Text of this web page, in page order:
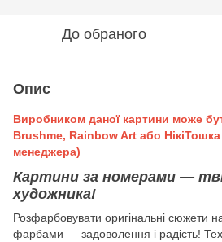
До обраного
Опис
Виробником даної картини може
Brushme, Rainbow Art або
менеджера)
Картини за номерами —
художника!
Розфарбовувати оригінальні сюжети
фарбами — задоволення і радість!